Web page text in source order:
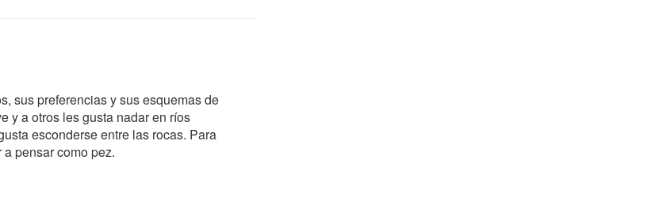
sus preferencias y sus esquemas de
y a otros les gusta nadar en ríos
esconderse entre las rocas. Para
pensar como pez.